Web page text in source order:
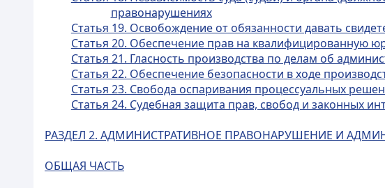
правонарушениях
Статья 19. Освобождение от обязанности давать
Статья 20. Обеспечение прав на квалифицированную
Статья 21. Гласность производства по делам об
Статья 22. Обеспечение безопасности в ходе
Статья 23. Свобода оспаривания процессуальных
Статья 24. Судебная защита прав, свобод и законных
РАЗДЕЛ 2. АДМИНИСТРАТИВНОЕ ПРАВОНАРУШЕНИЕ И
ОБЩАЯ ЧАСТЬ